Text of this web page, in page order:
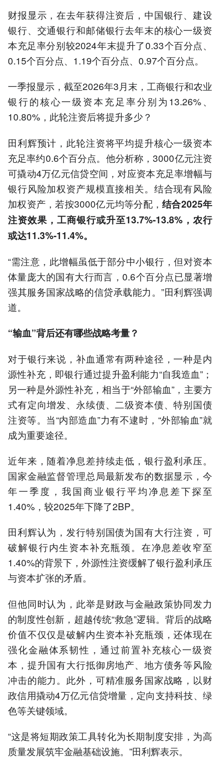
财报显示，在去年获得注资后，中国银行、建设
银行、交通银行和邮储银行去年末的核心一级资
本充足率分别较2024年末提升了0.33个百分点、
0.15个百分点、1.19个百分点、0.97个百分点。
一季报显示，截至2026年3月末，工商银行和农业
银行的核心一级资本充足率分别为13.26%、
10.80%，此轮注资后将提升多少？
田利辉预计，此轮注资将平均提升核心一级资本
充足率约0.6个百分点。他分析称，3000亿元注资
可撬动4万亿元信贷空间，对应资本充足率增幅与
银行风险加权资产规模直接相关。结合现有风险
加权资产，若按3000亿元均等分配，结合2025年
注资效果， 工商银行或升至13.7%-13.8%，农行
或达11.3%-11.4%。
“需注意，此增幅虽低于部分中小银行，但对资本
体量庞大的国有大行而言，0.6个百分点已显著增
强其服务国家战略的信贷承载能力。”田利辉强调
道。
“输血”背后还有哪些战略考量？
对于银行来说，补血通常有两种途径，一种是内
源性补充，即银行通过提升盈利能力“自我造血”；
另一种是外源性补充，相当于“外部输血”，主要方
式有定向增发、永续债、二级资本债、特别国债
注资等。当“内部造血”力有不逮时，“外部输血”就
成为重要途径。
近年来，随着净息差持续走低，银行盈利承压。
国家金融监督管理总局最新发布的数据显示，今
年一季度，我国商业银行平均净息差下探至
1.40%，较2025年下降了2BP。
田利辉认为，发行特别国债为国有大行注资，可
破解银行内生资本补充瓶颈。在净息差收窄至
1.40%的背景下，外源性注资缓解了银行盈利承压
与资本扩张的矛盾。
但他同时认为，此举是财政与金融政策协同发力
的制度性创新，超越传统“救急”逻辑。背后的战略
价值不仅仅是破解内生资本补充瓶颈，还体现在
强化金融体系韧性，通过前置补充核心一级资
本，提升国有大行抵御房地产、地方债务等风险
冲击的能力。此外，可精准服务国家战略，以财
政信用撬动4万亿元信贷增量，定向支持科技、绿
色等关键领域。
“这是将短期政策工具转化为长期制度安排，为高
质量发展筑牢金融基础设施。”田利辉表示。